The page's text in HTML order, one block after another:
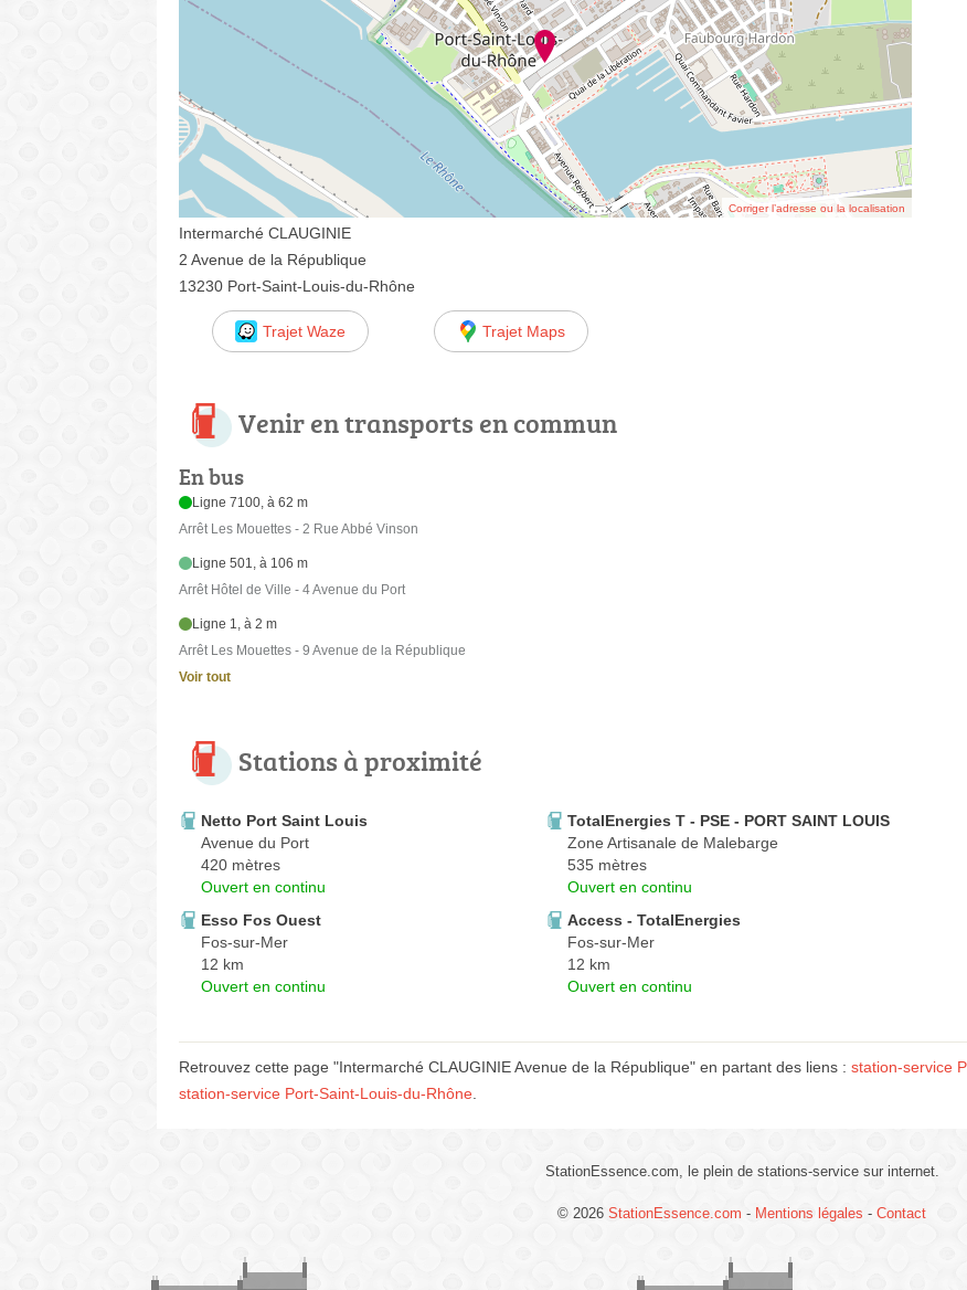
Corriger l’adresse ou la localisation
Intermarché CLAUGINIE
2 Avenue de la République
13230 Port-Saint-Louis-du-Rhône
Trajet Waze Trajet Maps
Venir en transports en commun
En bus
Ligne 7100, à 62 m
Arrêt Les Mouettes - 2 Rue Abbé Vinson
Ligne 501, à 106 m
Arrêt Hôtel de Ville - 4 Avenue du Port
Ligne 1, à 2 m
Arrêt Les Mouettes - 9 Avenue de la République
Voir tout
Stations à proximité
Netto Port Saint Louis
Avenue du Port
420 mètres
Ouvert en continu
TotalEnergies T - PSE - PORT SAINT LOUIS
Zone Artisanale de Malebarge
535 mètres
Ouvert en continu
Esso Fos Ouest
Fos-sur-Mer
12 km
Ouvert en continu
Access - TotalEnergies
Fos-sur-Mer
12 km
Ouvert en continu
Retrouvez cette page "Intermarché CLAUGINIE Avenue de la République" en partant des liens : station-service
station-service Port-Saint-Louis-du-Rhône.
StationEssence.com, le plein de stations-service sur internet.
© 2026 StationEssence.com - Mentions légales - Contact